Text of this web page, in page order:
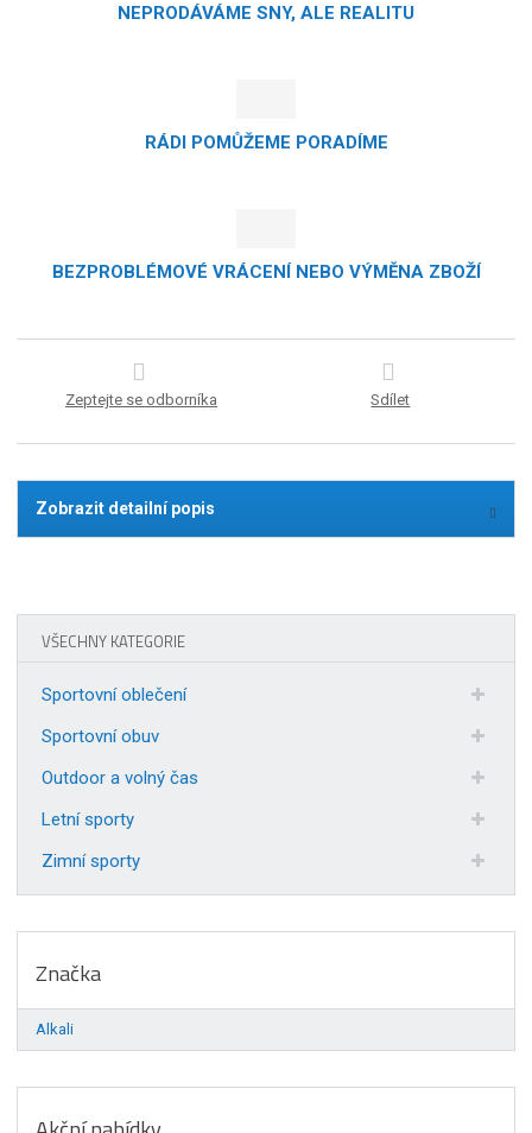
NEPRODÁVÁME SNY, ALE REALITU
RÁDI POMŮŽEME PORADÍME
BEZPROBLÉMOVÉ VRÁCENÍ NEBO VÝMĚNA ZBOŽÍ
Zeptejte se odborníka Sdílet
Zobrazit detailní popis
VŠECHNY KATEGORIE
Sportovní oblečení
Sportovní obuv
Outdoor a volný čas
Letní sporty
Zimní sporty
Značka
Alkali